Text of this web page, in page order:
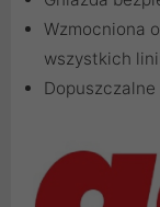
Wzmocniona
wszystkich